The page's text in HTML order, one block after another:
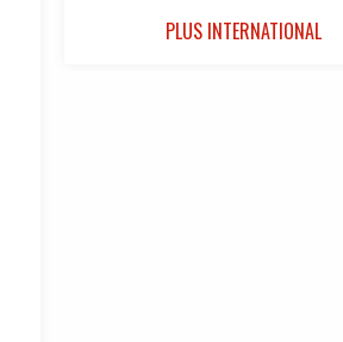
PLUS INTERNATIONAL